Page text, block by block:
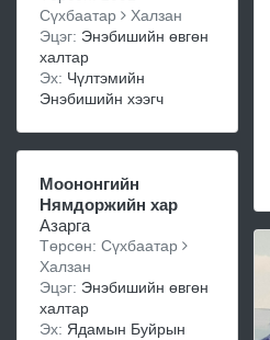
Сүхбаатар
Халзан
Эцэг: Энэбишийн өвгөн
халтар
Эх: Чүлтэмийн
Энэбишийн хээгч
Моононгийн
Нямдоржийн хар
Азарга
Төрсөн: Сүхбаатар
Халзан
Эцэг: Энэбишийн өвгөн
халтар
Эх: Ядамын Буйрын